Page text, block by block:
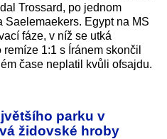
Trossard, po jednom
Saelemaekers. Egypt na MS
fáze, v níž se utká
1:1 s Íránem skončil
čase neplatil kvůli ofsajdu.
parku v
židovské hroby